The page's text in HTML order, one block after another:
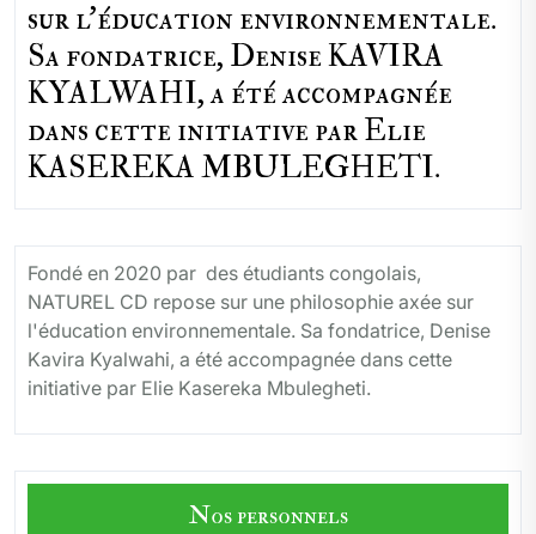
sur l'éducation environnementale.
Sa fondatrice, Denise KAVIRA
KYALWAHI, a été accompagnée
dans cette initiative par Elie
KASEREKA MBULEGHETI.
Fondé en 2020 par des étudiants congolais,
NATUREL CD repose sur une philosophie axée sur
l'éducation environnementale. Sa fondatrice, Denise
Kavira Kyalwahi, a été accompagnée dans cette
initiative par Elie Kasereka Mbulegheti.
Nos personnels